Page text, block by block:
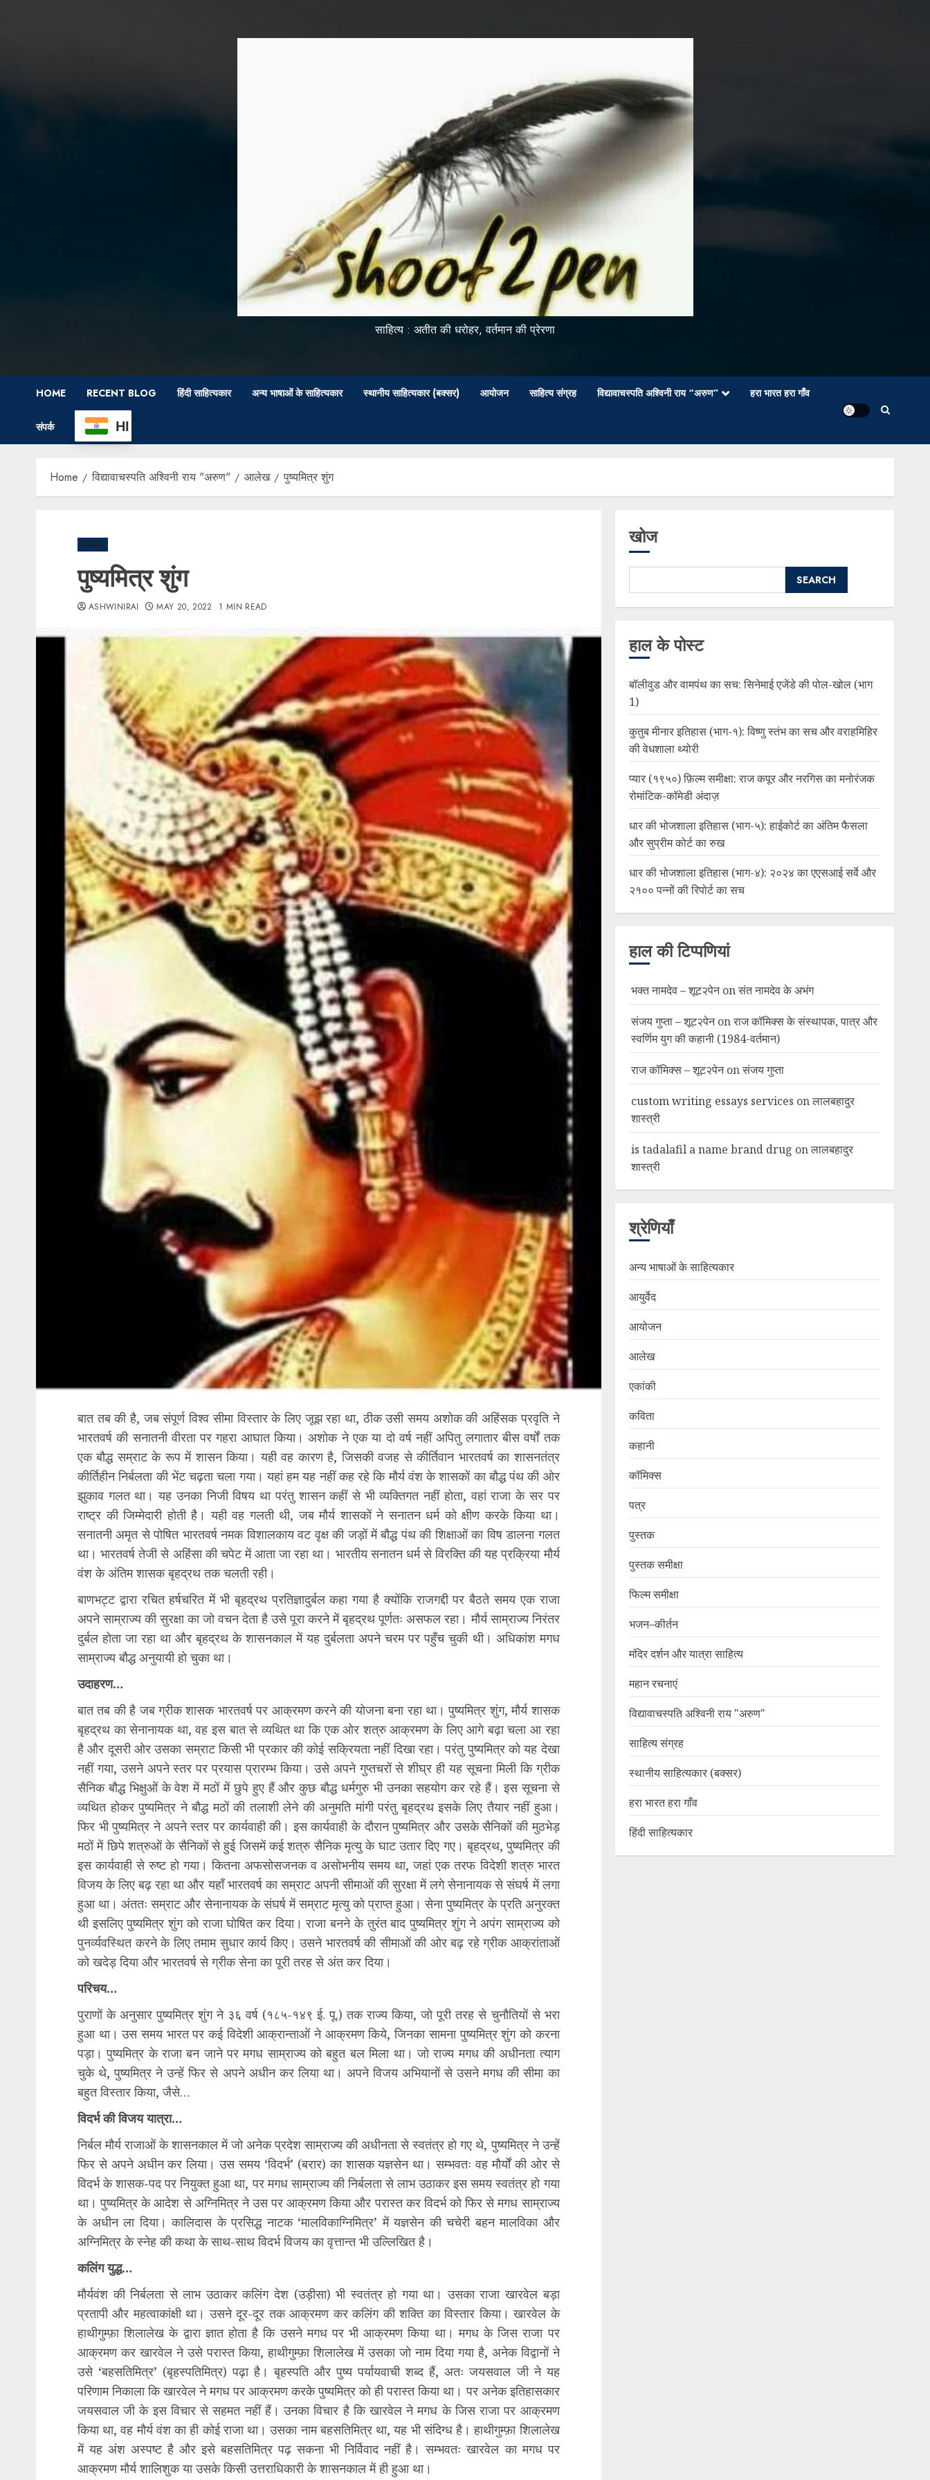
साहित्य : अतीत की धरोहर, वर्तमान की प्रेरणा
HOME RECENT BLOG हिंदी साहित्यकार अन्य भाषाओं के साहित्यकार स्थानीय साहित्यकार (बक्सर) आयोजन साहित्य संग्रह विद्यावाचस्पति अश्विनी राय “अरुण” हरा भारत हरा गाँव
संपर्क HI
Home विद्यावाचस्पति अश्विनी राय "अरुण" आलेख पुष्यमित्र शुंग
आलेख
पुष्यमित्र शुंग
ASHWINIRAI MAY 20, 2022 1 MIN READ
बात तब की है, जब संपूर्ण विश्व सीमा विस्तार के लिए जूझ रहा था, ठीक उसी समय अशोक की अहिंसक प्रवृति ने
भारतवर्ष की सनातनी वीरता पर गहरा आघात किया। अशोक ने एक या दो वर्ष नहीं अपितु लगातार बीस वर्षों तक
एक बौद्ध सम्राट के रूप में शासन किया। यही वह कारण है, जिसकी वजह से कीर्तिवान भारतवर्ष का शासनतंत्र
कीर्तिहीन निर्बलता की भेंट चढ़ता चला गया। यहां हम यह नहीं कह रहे कि मौर्य वंश के शासकों का बौद्ध पंथ की ओर
झुकाव गलत था। यह उनका निजी विषय था परंतु शासन कहीं से भी व्यक्तिगत नहीं होता, वहां राजा के सर पर
राष्ट्र की जिम्मेदारी होती है। यही वह गलती थी, जब मौर्य शासकों ने सनातन धर्म को क्षीण करके किया था।
सनातनी अमृत से पोषित भारतवर्ष नमक विशालकाय वट वृक्ष की जड़ों में बौद्ध पंथ की शिक्षाओं का विष डालना गलत
था। भारतवर्ष तेजी से अहिंसा की चपेट में आता जा रहा था। भारतीय सनातन धर्म से विरक्ति की यह प्रक्रिया मौर्य
वंश के अंतिम शासक बृहद्रथ तक चलती रही।
बाणभट्ट द्वारा रचित हर्षचरित में भी बृहद्रथ प्रतिज्ञादुर्बल कहा गया है क्योंकि राजगद्दी पर बैठते समय एक राजा
अपने साम्राज्य की सुरक्षा का जो वचन देता है उसे पूरा करने में बृहद्रथ पूर्णतः असफल रहा। मौर्य साम्राज्य निरंतर
दुर्बल होता जा रहा था और बृहद्रथ के शासनकाल में यह दुर्बलता अपने चरम पर पहुँच चुकी थी। अधिकांश मगध
साम्राज्य बौद्ध अनुयायी हो चुका था।
उदाहरण…
बात तब की है जब ग्रीक शासक भारतवर्ष पर आक्रमण करने की योजना बना रहा था। पुष्यमित्र शुंग, मौर्य शासक
बृहद्रथ का सेनानायक था, वह इस बात से व्यथित था कि एक ओर शत्रु आक्रमण के लिए आगे बढ़ा चला आ रहा
है और दूसरी ओर उसका सम्राट किसी भी प्रकार की कोई सक्रियता नहीं दिखा रहा। परंतु पुष्यमित्र को यह देखा
नहीं गया, उसने अपने स्तर पर प्रयास प्रारम्भ किया। उसे अपने गुप्तचरों से शीघ्र ही यह सूचना मिली कि ग्रीक
सैनिक बौद्ध भिक्षुओं के वेश में मठों में छुपे हुए हैं और कुछ बौद्ध धर्मगुरु भी उनका सहयोग कर रहे हैं। इस सूचना से
व्यथित होकर पुष्यमित्र ने बौद्ध मठों की तलाशी लेने की अनुमति मांगी परंतु बृहद्रथ इसके लिए तैयार नहीं हुआ।
फिर भी पुष्यमित्र ने अपने स्तर पर कार्यवाही की। इस कार्यवाही के दौरान पुष्यमित्र और उसके सैनिकों की मुठभेड़
मठों में छिपे शत्रुओं के सैनिकों से हुई जिसमें कई शत्रु सैनिक मृत्यु के घाट उतार दिए गए। बृहद्रथ, पुष्यमित्र की
इस कार्यवाही से रुष्ट हो गया। कितना अफसोसजनक व असोभनीय समय था, जहां एक तरफ विदेशी शत्रु भारत
विजय के लिए बढ़ रहा था और यहाँ भारतवर्ष का सम्राट अपनी सीमाओं की सुरक्षा में लगे सेनानायक से संघर्ष में लगा
हुआ था। अंततः सम्राट और सेनानायक के संघर्ष में सम्राट मृत्यु को प्राप्त हुआ। सेना पुष्यमित्र के प्रति अनुरक्त
थी इसलिए पुष्यमित्र शुंग को राजा घोषित कर दिया। राजा बनने के तुरंत बाद पुष्यमित्र शुंग ने अपंग साम्राज्य को
पुनर्व्यवस्थित करने के लिए तमाम सुधार कार्य किए। उसने भारतवर्ष की सीमाओं की ओर बढ़ रहे ग्रीक आक्रांताओं
को खदेड़ दिया और भारतवर्ष से ग्रीक सेना का पूरी तरह से अंत कर दिया।
परिचय…
पुराणों के अनुसार पुष्यमित्र शुंग ने ३६ वर्ष (१८५-१४९ ई. पू.) तक राज्य किया, जो पूरी तरह से चुनौतियों से भरा
हुआ था। उस समय भारत पर कई विदेशी आक्रान्ताओं ने आक्रमण किये, जिनका सामना पुष्यमित्र शुंग को करना
पड़ा। पुष्यमित्र के राजा बन जाने पर मगध साम्राज्य को बहुत बल मिला था। जो राज्य मगध की अधीनता त्याग
चुके थे, पुष्यमित्र ने उन्हें फिर से अपने अधीन कर लिया था। अपने विजय अभियानों से उसने मगध की सीमा का
बहुत विस्तार किया, जैसे…
विदर्भ की विजय यात्रा…
निर्बल मौर्य राजाओं के शासनकाल में जो अनेक प्रदेश साम्राज्य की अधीनता से स्वतंत्र हो गए थे, पुष्यमित्र ने उन्हें
फिर से अपने अधीन कर लिया। उस समय ‘विदर्भ’ (बरार) का शासक यज्ञसेन था। सम्भवतः वह मौर्यों की ओर से
विदर्भ के शासक-पद पर नियुक्त हुआ था, पर मगध साम्राज्य की निर्बलता से लाभ उठाकर इस समय स्वतंत्र हो गया
था। पुष्यमित्र के आदेश से अग्निमित्र ने उस पर आक्रमण किया और परास्त कर विदर्भ को फिर से मगध साम्राज्य
के अधीन ला दिया। कालिदास के प्रसिद्ध नाटक ‘मालविकाग्निमित्र’ में यज्ञसेन की चचेरी बहन मालविका और
अग्निमित्र के स्नेह की कथा के साथ-साथ विदर्भ विजय का वृत्तान्त भी उल्लिखित है।
कलिंग युद्ध…
मौर्यवंश की निर्बलता से लाभ उठाकर कलिंग देश (उड़ीसा) भी स्वतंत्र हो गया था। उसका राजा खारवेल बड़ा
प्रतापी और महत्वाकांक्षी था। उसने दूर-दूर तक आक्रमण कर कलिंग की शक्ति का विस्तार किया। खारवेल के
हाथीगुम्फ़ा शिलालेख के द्वारा ज्ञात होता है कि उसने मगध पर भी आक्रमण किया था। मगध के जिस राजा पर
आक्रमण कर खारवेल ने उसे परास्त किया, हाथीगुम्फ़ा शिलालेख में उसका जो नाम दिया गया है, अनेक विद्वानों ने
उसे ‘बहसतिमित्र’ (बृहस्पतिमित्र) पढ़ा है। बृहस्पति और पुष्य पर्यायवाची शब्द हैं, अतः जयसवाल जी ने यह
परिणाम निकाला कि खारवेल ने मगध पर आक्रमण करके पुष्यमित्र को ही परास्त किया था। पर अनेक इतिहासकार
जयसवाल जी के इस विचार से सहमत नहीं हैं। उनका विचार है कि खारवेल ने मगध के जिस राजा पर आक्रमण
किया था, वह मौर्य वंश का ही कोई राजा था। उसका नाम बहसतिमित्र था, यह भी संदिग्ध है। हाथीगुम्फ़ा शिलालेख
में यह अंश अस्पष्ट है और इसे बहसतिमित्र पढ़ सकना भी निर्विवाद नहीं है। सम्भवतः खारवेल का मगध पर
आक्रमण मौर्य शालिशुक या उसके किसी उत्तराधिकारी के शासनकाल में ही हुआ था।
खोज
SEARCH
हाल के पोस्ट
बॉलीवुड और वामपंथ का सच: सिनेमाई एजेंडे की पोल-खोल (भाग
1)
कुतुब मीनार इतिहास (भाग-१): विष्णु स्तंभ का सच और वराहमिहिर
की वेधशाला थ्योरी
प्यार (१९५०) फ़िल्म समीक्षा: राज कपूर और नरगिस का मनोरंजक
रोमांटिक-कॉमेडी अंदाज़
धार की भोजशाला इतिहास (भाग-५): हाईकोर्ट का अंतिम फैसला
और सुप्रीम कोर्ट का रुख
धार की भोजशाला इतिहास (भाग-४): २०२४ का एएसआई सर्वे और
२१०० पन्नों की रिपोर्ट का सच
हाल की टिप्पणियां
भक्त नामदेव – शूट२पेनonसंत नामदेव के अभंग
संजय गुप्ता – शूट२पेनonराज कॉमिक्स के संस्थापक, पात्र और
स्वर्णिम युग की कहानी (1984-वर्तमान)
राज कॉमिक्स – शूट२पेनonसंजय गुप्ता
custom writing essays services onलालबहादुर
शास्त्री
is tadalafil a name brand drug onलालबहादुर
शास्त्री
श्रेणियाँ
अन्य भाषाओं के साहित्यकार
आयुर्वेद
आयोजन
आलेख
एकांकी
कविता
कहानी
कॉमिक्स
पत्र
पुस्तक
पुस्तक समीक्षा
फिल्म समीक्षा
भजन–कीर्तन
मंदिर दर्शन और यात्रा साहित्य
महान रचनाएं
विद्यावाचस्पति अश्विनी राय "अरुण"
साहित्य संग्रह
स्थानीय साहित्यकार (बक्सर)
हरा भारत हरा गाँव
हिंदी साहित्यकार